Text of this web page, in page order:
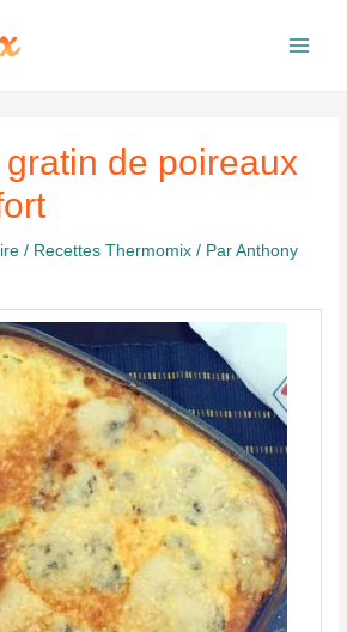
de poireaux
/ Recettes Thermomix / ParAnthony